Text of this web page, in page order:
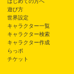
遊び方
世界設定
キャラクター一覧
キャラクター検索
キャラクター作成
らっポ
チケット